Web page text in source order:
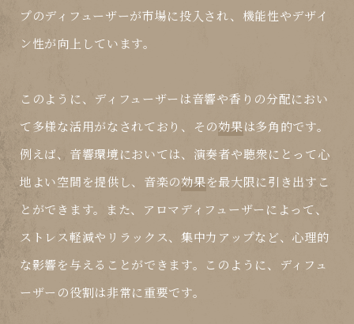
プのディフューザーが市場に投入され、機能性やデザイ
ン性が向上しています。
このように、ディフューザーは音響や香りの分配におい
て多様な活用がなされており、その効果は多角的です。
例えば、音響環境においては、演奏者や聴衆にとって心
地よい空間を提供し、音楽の効果を最大限に引き出すこ
とができます。また、アロマディフューザーによって、
ストレス軽減やリラックス、集中力アップなど、心理的
な影響を与えることができます。このように、ディフュ
ーザーの役割は非常に重要です。